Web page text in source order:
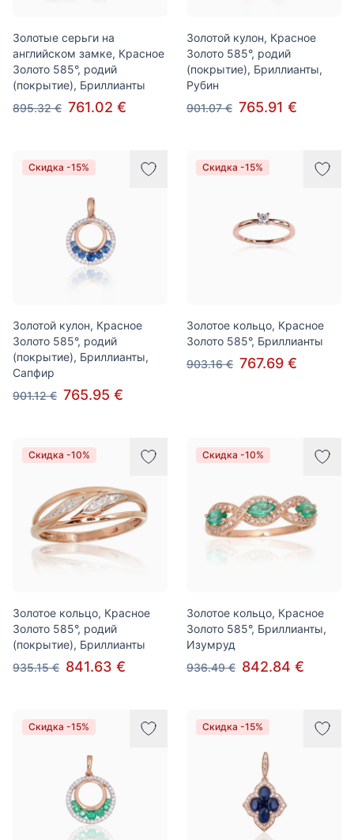
Золотые серьги на
английском замке, Красное
Золото 585°, родий
(покрытие), Бриллианты
895.32 € 761.02 €
Золотой кулон, Красное
Золото 585°, родий
(покрытие), Бриллианты,
Рубин
901.07 € 765.91 €
Скидка -15%
Золотой кулон, Красное
Золото 585°, родий
(покрытие), Бриллианты,
Сапфир
901.12 € 765.95 €
Скидка -15%
Золотое кольцо, Красное
Золото 585°, Бриллианты
903.16 € 767.69 €
Скидка -10%
Золотое кольцо, Красное
Золото 585°, родий
(покрытие), Бриллианты
935.15 € 841.63 €
Скидка -10%
Золотое кольцо, Красное
Золото 585°, Бриллианты,
Изумруд
936.49 € 842.84 €
Скидка -15% Скидка -15%